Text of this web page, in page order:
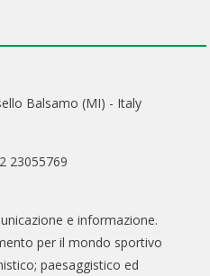
Balsamo (MI) - Italy
23055769
e informazione.
per il mondo sportivo
paesaggistico ed